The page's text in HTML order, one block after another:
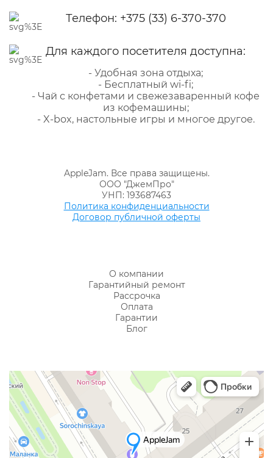
Телефон: +375 (33) 6-370-370
Для каждого посетителя доступна:
- Удобная зона отдыха;
- Бесплатный wi-fi;
- Чай с конфетами и свежезаваренный кофе
из кофемашины;
- X-box, настольные игры и многое другое.
AppleJam. Все права защищены.
ООО "ДжемПро"
УНП: 193687463
Политика конфиденциальности
Договор публичной оферты
О компании
Гарантийный ремонт
Рассрочка
Оплата
Гарантии
Блог